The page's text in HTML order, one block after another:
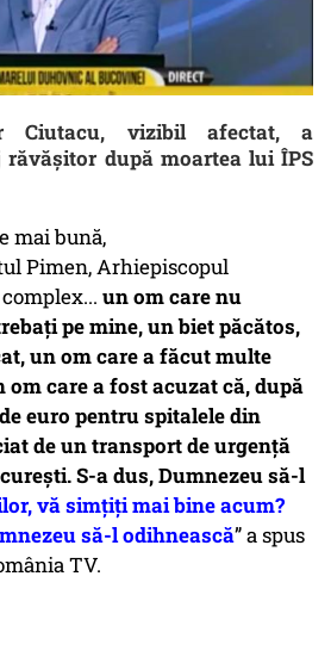
Ciutacu, vizibil afectat, a
după moartea lui ÎPS
mai bună,
Pimen, Arhiepiscopul
un om care nu
pe mine, un biet păcătos,
un om care a făcut multe
care a fost acuzat că, după
euro pentru spitalele din
de un transport de urgență
S-a dus, Dumnezeu să-l
vă simțiți mai bine acum?
să-l odihnească” a spus
TV.